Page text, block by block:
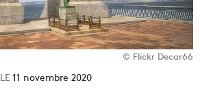
© Flickr Decar66
11 novembre 2020